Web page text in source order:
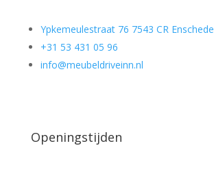
Ypkemeulestraat 76 7543 CR Enschede
+31 53 431 05 96
info@meubeldriveinn.nl
Openingstijden